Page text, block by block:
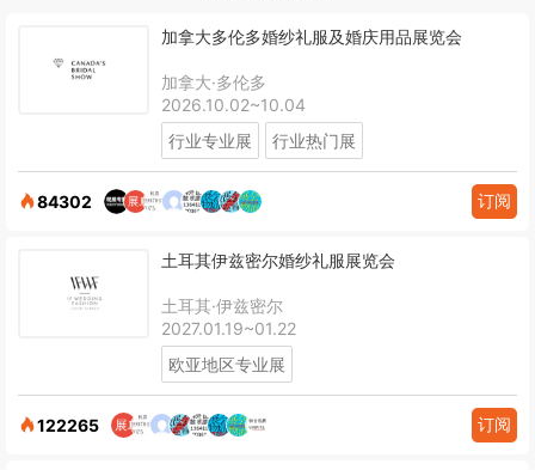
加拿大多伦多婚纱礼服及婚庆用品展览会
加拿大·多伦多
2026.10.02~10.04
行业专业展
行业热门展
84302 订阅
土耳其伊兹密尔婚纱礼服展览会
土耳其·伊兹密尔
2027.01.19~01.22
欧亚地区专业展
122265 订阅